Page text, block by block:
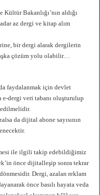
Bakanlığı’nın aldığı
az dergi ve kitap alım
bir dergi alarak dergilerin
çözüm yolu olabilir…
faydalanmak için devlet
e-dergi veri tabanı oluşturulup
da dijital abone sayısının
ile ilgili takip edebildiğimiz
önce dijitalleşip sonra tekrar
Dergi, azalan reklam
önce basılı hayata veda